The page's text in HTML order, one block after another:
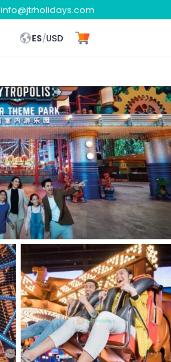
info@jtrholidays.com
ES/USD